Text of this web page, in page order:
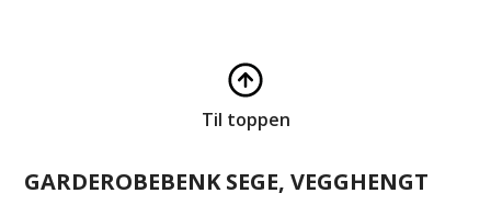
Til toppen
GARDEROBEBENK SEGE, VEGGHENGT